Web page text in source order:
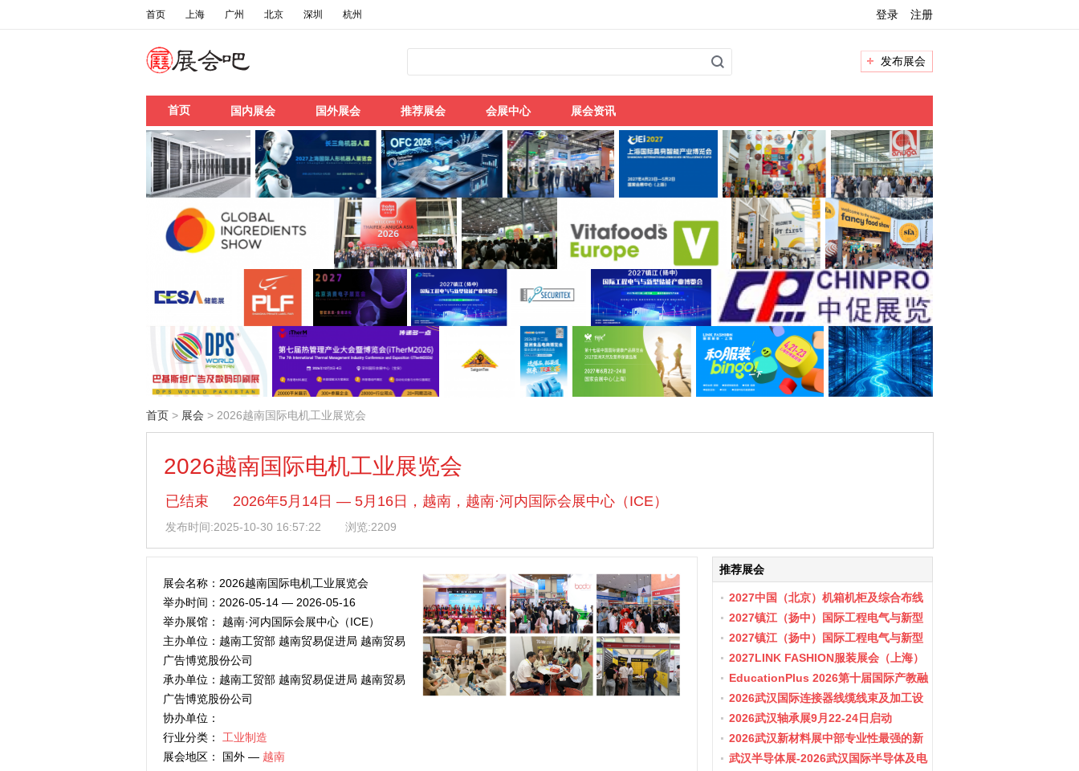
首页 上海 广州 北京 深圳 杭州 登录 注册
首页 国内展会 国外展会 推荐展会 会展中心 展会资讯
发布展会
首页 > 展会 > 2026越南国际电机工业展览会
2026越南国际电机工业展览会
发布时间:2025-10-30 16:57:22 浏览:2209
已结束 2026年5月14日 — 5月16日，越南，越南·河内国际会展中心（ICE）
展会名称：2026越南国际电机工业展览会
举办时间：2026-05-14 — 2026-05-16
举办展馆： 越南·河内国际会展中心（ICE）
主办单位：越南工贸部 越南贸易促进局 越南贸易
广告博览股份公司
承办单位：越南工贸部 越南贸易促进局 越南贸易
广告博览股份公司
协办单位：
行业分类： 工业制造
展会地区： 国外 — 越南
推荐展会
2027中国（北京）机箱机柜及综合布线
数据中心设施展览会
2027镇江（扬中）国际工程电气与新型
储能展会
2027镇江（扬中）国际工程电气与新型
储能产业博览会
2027LINK FASHION服装展会（上海）
EducationPlus 2026第十届国际产教融
合博览会
2026武汉国际连接器线缆线束及加工设
备展览会
2026武汉轴承展9月22-24日启动
2026武汉新材料展中部专业性最强的新
材料行业盛会
武汉半导体展-2026武汉国际半导体及电